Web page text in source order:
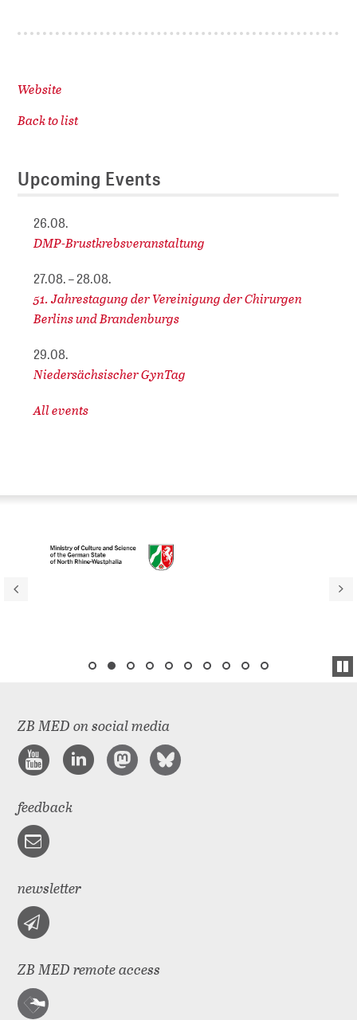
Website
Back to list
Upcoming Events
26.08.
DMP-Brustkrebsveranstaltung
27.08. – 28.08.
51. Jahrestagung der Vereinigung der Chirurgen
Berlins und Brandenburgs
29.08.
Niedersächsischer GynTag
All events
ZB MED on social media
feedback
newsletter
ZB MED remote access